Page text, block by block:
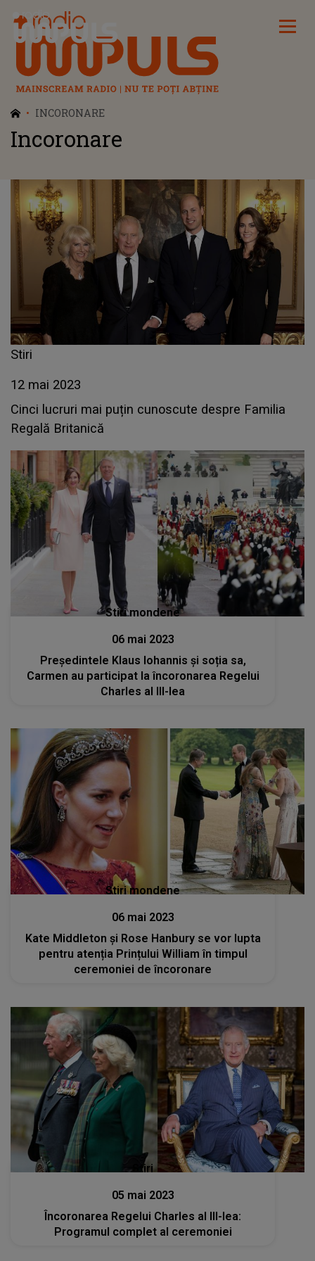
Radio Impuls
INCORONARE
Incoronare
Stiri
12 mai 2023
Cinci lucruri mai puțin cunoscute despre Familia
Regală Britanică
Stiri mondene
06 mai 2023
Președintele Klaus Iohannis și soția sa,
Carmen au participat la încoronarea Regelui
Charles al III-lea
Stiri mondene
06 mai 2023
Kate Middleton și Rose Hanbury se vor lupta
pentru atenția Prințului William în timpul
ceremoniei de încoronare
Stiri
05 mai 2023
Încoronarea Regelui Charles al III-lea:
Programul complet al ceremoniei